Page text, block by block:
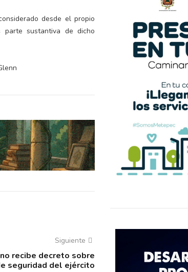
desde el propio
parte sustantiva de dicho
Siguiente
recibe decreto sobre
seguridad del ejército